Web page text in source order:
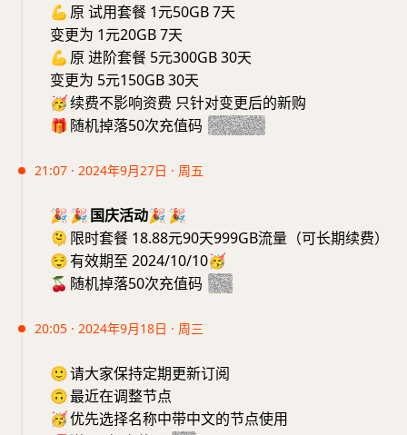
💪 原 试用套餐 1元50GB 7天
变更为 1元20GB 7天
💪 原 进阶套餐 5元300GB 30天
变更为 5元150GB 30天
🥳续费不影响资费 只针对变更后的新购
🎁 随机掉落50次充值码 2024101
21:07 · 2024年9月27日 · 周五
🎉🎉国庆活动🎉🎉
🫠 限时套餐 18.88元90天999GB流量（可长期续费）
😌有效期至 2024/10/10🥳
🍒 随机掉落50次充值码 101
20:05 · 2024年9月18日 · 周三
🙂请大家保持定期更新订阅
🙃最近在调整节点
🥳优先选择名称中带中文的节点使用